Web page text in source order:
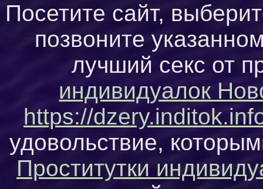
Посетите сайт,
позвоните
лучший секс от
индивидуалок
https://
удовольствие,
Проститутки